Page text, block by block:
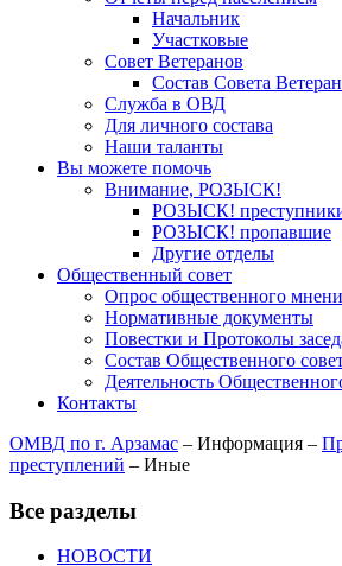
Начальник
Участковые
Совет Ветеранов
Состав Совета
Служба в ОВД
Для личного состава
Наши таланты
Вы можете помочь
Внимание, РОЗЫСК!
РОЗЫСК!
РОЗЫСК! пропавшие
Другие отделы
Общественный совет
Опрос общественного
Нормативные документы
Повестки и Протоколы
Состав Общественного
Деятельность
Контакты
ОМВД по г. Арзамас – Информация –
преступлений – Иные
Все разделы
НОВОСТИ